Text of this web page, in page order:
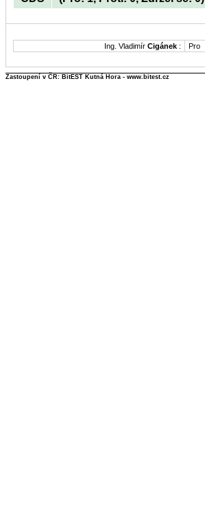
Ing. Vladimír Cigánek : Pro
Zastoupení v ČR: BitEST Kutná Hora - www.bitest.cz